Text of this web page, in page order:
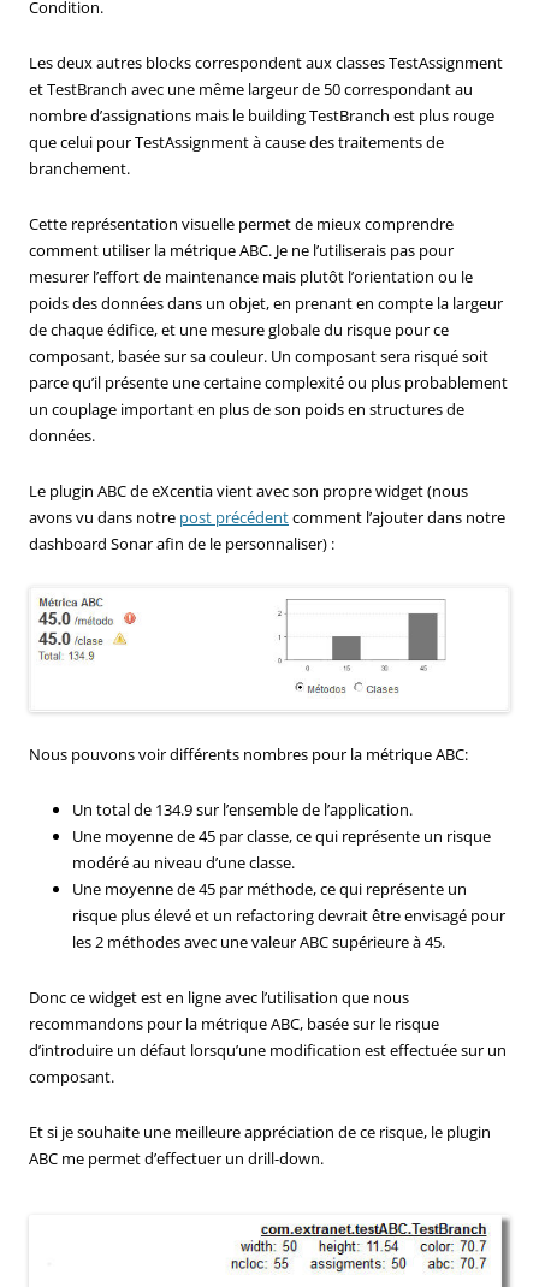
Condition.
Les deux autres blocks correspondent aux classes TestAssignment
et TestBranch avec une même largeur de 50 correspondant au
nombre d’assignations mais le building TestBranch est plus rouge
que celui pour TestAssignment à cause des traitements de
branchement.
Cette représentation visuelle permet de mieux comprendre
comment utiliser la métrique ABC. Je ne l’utiliserais pas pour
mesurer l’effort de maintenance mais plutôt l’orientation ou le
poids des données dans un objet, en prenant en compte la largeur
de chaque édifice, et une mesure globale du risque pour ce
composant, basée sur sa couleur. Un composant sera risqué soit
parce qu’il présente une certaine complexité ou plus probablement
un couplage important en plus de son poids en structures de
données.
Le plugin ABC de eXcentia vient avec son propre widget (nous
avons vu dans notre post précédentcomment l’ajouter dans notre
dashboard Sonar afin de le personnaliser) :
Nous pouvons voir différents nombres pour la métrique ABC:
Un total de 134.9 sur l’ensemble de l’application.
Une moyenne de 45 par classe, ce qui représente un risque
modéré au niveau d’une classe.
Une moyenne de 45 par méthode, ce qui représente un
risque plus élevé et un refactoring devrait être envisagé pour
les 2 méthodes avec une valeur ABC supérieure à 45.
Donc ce widget est en ligne avec l’utilisation que nous
recommandons pour la métrique ABC, basée sur le risque
d’introduire un défaut lorsqu’une modification est effectuée sur un
composant.
Et si je souhaite une meilleure appréciation de ce risque, le plugin
ABC me permet d’effectuer un drill-down.